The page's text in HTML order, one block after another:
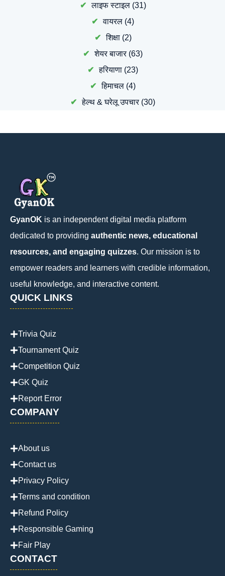
लाइफ स्टाइल(31)
वायरल (4)
शिक्षा(2)
शेयर बाजार(63)
हरियाणा (23)
हिमाचल (4)
हेल्थ & घरेलू उपचार(30)
GyanOK is an independent digital media platform
dedicated to providing authentic news, educational
resources, and engaging quizzes. Our mission is to
empower readers and learners with credible information,
useful knowledge, and interactive content.
QUICK LINKS
Trivia Quiz
Tournament Quiz
Competition Quiz
GK Quiz
Report Error
COMPANY
About us
Contact us
Privacy Policy
Terms and condition
Refund Policy
Responsible Gaming
Fair Play
CONTACT